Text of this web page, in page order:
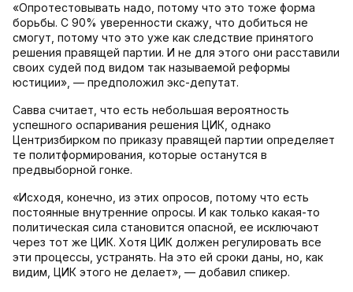
«Опротестовывать надо, потому что это тоже форма
борьбы. С 90% уверенности скажу, что добиться не
смогут, потому что это уже как следствие принятого
решения правящей партии. И не для этого они расставили
своих судей под видом так называемой реформы
юстиции», — предположил экс-депутат.
Савва считает, что есть небольшая вероятность
успешного оспаривания решения ЦИК, однако
Центризбирком по приказу правящей партии определяет
те политформирования, которые останутся в
предвыборной гонке.
«Исходя, конечно, из этих опросов, потому что есть
постоянные внутренние опросы. И как только какая-то
политическая сила становится опасной, ее исключают
через тот же ЦИК. Хотя ЦИК должен регулировать все
эти процессы, устранять. На это ей сроки даны, но, как
видим, ЦИК этого не делает», — добавил спикер.